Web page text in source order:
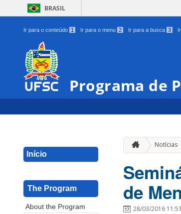
BRASIL
Ir para o conteúdo 1 Ir para o menu 2 Ir para a busca 3
Programa de
Início
The Program
About the Program
Notícias
de
28/03/2016 11:51